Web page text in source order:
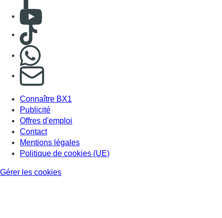
Consulter Youtube
Consulter TikTok
S'abonner à notre newsletter
Connaître BX1
Publicité
Offres d'emploi
Contact
Mentions légales
Politique de cookies (UE)
Gérer les cookies